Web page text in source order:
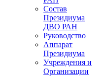
Состав
Президиума
ДВО РАН
Руководство
Аппарат
Президиума
Учреждения и
Организации